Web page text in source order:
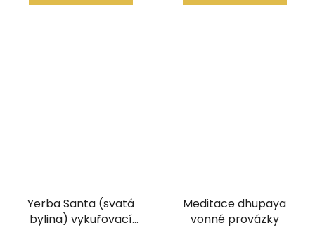
Yerba Santa (svatá
bylina) vykuřovací
Meditace dhupaya
vonné provázky